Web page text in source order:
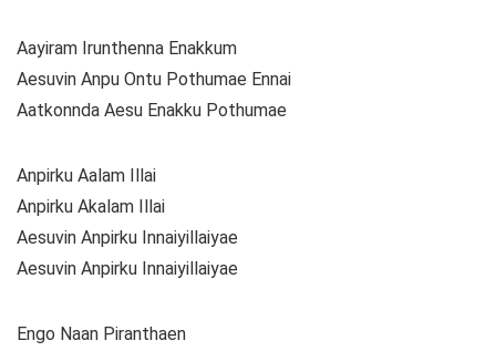
Aayiram Irunthenna Enakkum
Aesuvin Anpu Ontu Pothumae Ennai
Aatkonnda Aesu Enakku Pothumae
Anpirku Aalam Illai
Anpirku Akalam Illai
Aesuvin Anpirku Innaiyillaiyae
Aesuvin Anpirku Innaiyillaiyae
Engo Naan Piranthaen